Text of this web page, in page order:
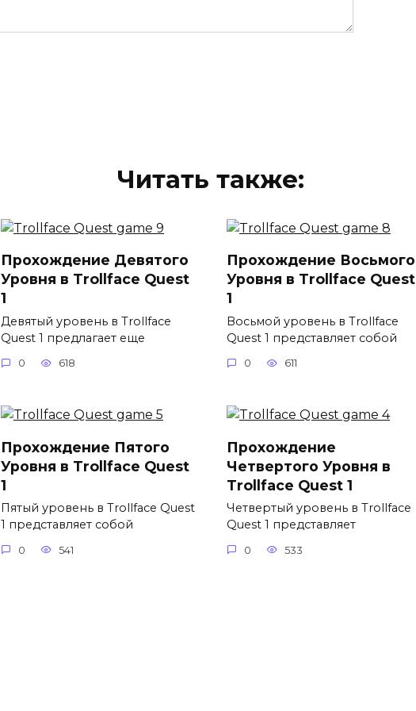
Читать также:
Прохождение Девятого
Уровня в Trollface Quest
1
Девятый уровень в Trollface
Quest 1 предлагает еще
0 618
Прохождение Восьмого
Уровня в Trollface Quest
1
Восьмой уровень в Trollface
Quest 1 представляет собой
0 611
Прохождение Пятого
Уровня в Trollface Quest
1
Пятый уровень в Trollface Quest
1 представляет собой
0 541
Прохождение
Четвертого Уровня в
Trollface Quest 1
Четвертый уровень в Trollface
Quest 1 представляет
0 533